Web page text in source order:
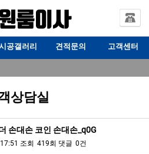
공갤러리 견적문의 고객센터
상담실
손대손 코인 손대손_q0G
조회 419회 댓글 0건